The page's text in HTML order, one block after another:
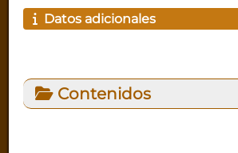
Datos adicionales
Contenidos